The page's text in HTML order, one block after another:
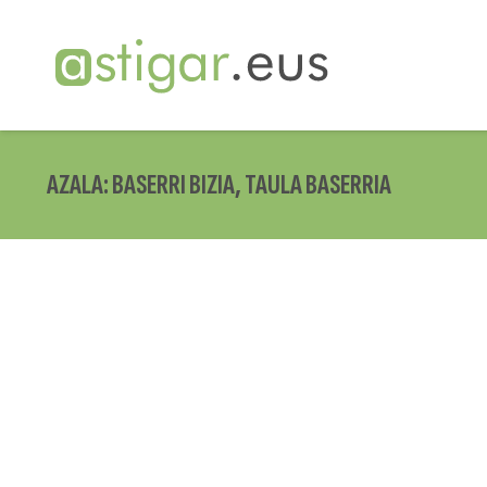
AZALA: BASERRI BIZIA, TAULA BASERRIA